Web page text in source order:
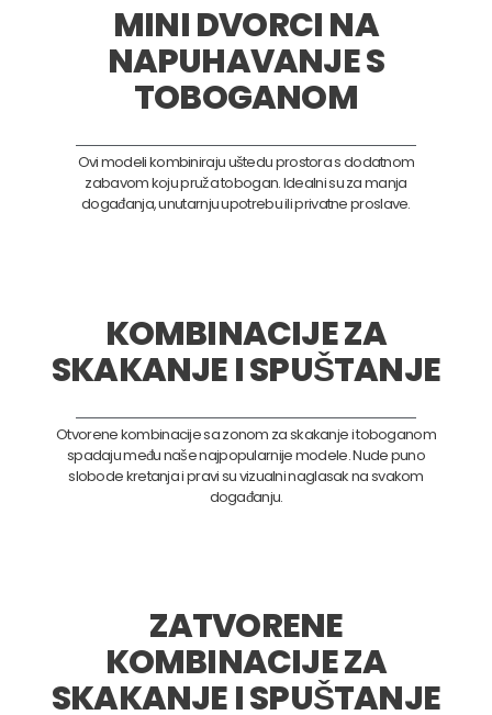
MINI DVORCI NA
NAPUHAVANJE S
TOBOGANOM
Ovi modeli kombiniraju uštedu prostora s dodatnom
zabavom koju pruža tobogan. Idealni su za manja
događanja, unutarnju upotrebu ili privatne proslave.
KOMBINACIJE ZA
SKAKANJE I SPUŠTANJE
Otvorene kombinacije sa zonom za skakanje i toboganom
spadaju među naše najpopularnije modele. Nude puno
slobode kretanja i pravi su vizualni naglasak na svakom
događanju.
ZATVORENE
KOMBINACIJE ZA
SKAKANJE I SPUŠTANJE